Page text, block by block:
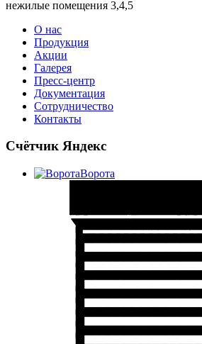
нежилые помещения 3,4,5
О нас
Продукция
Акции
Галерея
Пресс-центр
Документация
Сотрудничество
Контакты
Счётчик Яндекс
Ворота